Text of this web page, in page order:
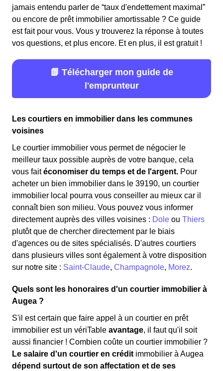
jamais entendu parler de “taux d'endettement maximal”
ou encore de prêt immobilier amortissable ? Ce guide
est fait pour vous. Vous y trouverez la réponse à toutes
vos questions, et plus encore. Et en plus, il est gratuit !
📗 Télécharger mon guide de
l'emprunteur
Les courtiers en immobilier dans les communes
voisines
Le courtier immobilier vous permet de négocier le
meilleur taux possible auprès de votre banque, cela
vous faitéconomiser du temps et de l'argent. Pour
acheter un bien immobilier dans le 39190, un courtier
immobilier local pourra vous conseiller au mieux car il
connaît bien son milieu. Vous pouvez vous informer
directement auprès des villes voisines : Dole ou Thiers
plutôt que de chercher directement par le biais
d'agences ou de sites spécialisés. D'autres courtiers
dans plusieurs villes sont également à votre disposition
sur notre site : Saint-Claude, Champagnole, Morez.
Quels sont les honoraires d'un courtier immobilier à
Augea ?
S'il est certain que faire appel à un courtier en prêt
immobilier est un vériTable avantage, il faut qu'il soit
aussi financier ! Combien coûte un courtier immobilier ?
Le salaire d'un courtier en crédit immobilier à Augea
dépend surtout de son affectation et de ses